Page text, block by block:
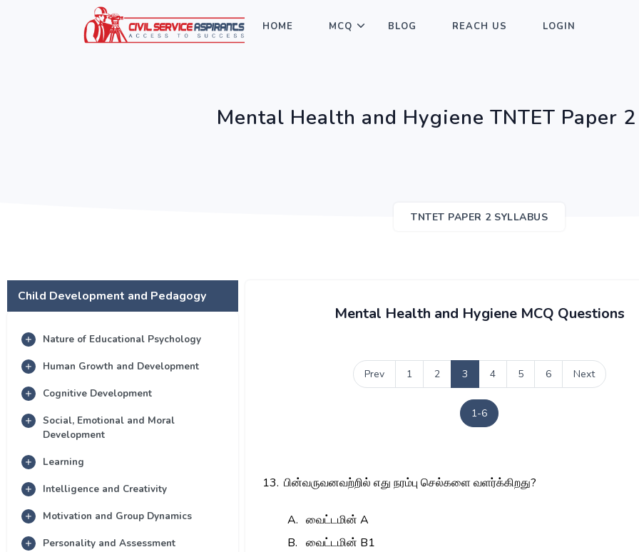
HOME MCQ BLOG REACH US LOGIN
Mental Health and Hygiene TNTET Paper
TNTET PAPER 2 SYLLABUS
Child Development and Pedagogy
Nature of Educational Psychology
Human Growth and Development
Cognitive Development
Social, Emotional and Moral
Development
Learning
Intelligence and Creativity
Motivation and Group Dynamics
Personality and Assessment
Mental Health and Hygiene MCQ Questions
Prev 1 2 3 4 5 6 Next
1-6
13. பின்வருவனவற்றில் எது நரம்பு செல்களை வளர்க்கிறது?
A. வைட்டமின் A
B.
வைட்டமின் B1